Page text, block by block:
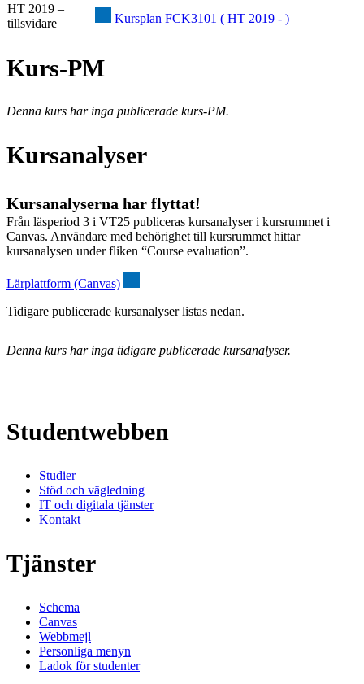
HT 2019 –
tillsvidare
Kursplan FCK3101 ( HT 2019 - )
Kurs-PM
Denna kurs har inga publicerade kurs-PM.
Kursanalyser
Kursanalyserna har flyttat!
Från läsperiod 3 i VT25 publiceras kursanalyser i kursrummet i
Canvas. Användare med behörighet till kursrummet hittar
kursanalysen under fliken “Course evaluation”.
Lärplattform (Canvas)
Tidigare publicerade kursanalyser listas nedan.
Denna kurs har inga tidigare publicerade kursanalyser.
Studentwebben
Studier
Stöd och vägledning
IT och digitala tjänster
Kontakt
Tjänster
Schema
Canvas
Webbmejl
Personliga menyn
Ladok för studenter